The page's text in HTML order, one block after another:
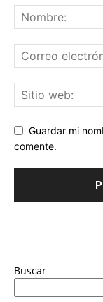
Guardar mi
comente.
Buscar